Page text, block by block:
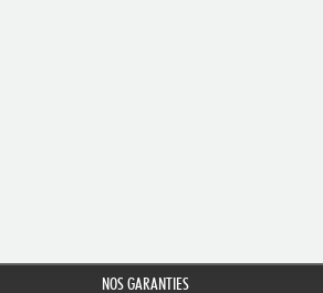
NOS GARANTIES